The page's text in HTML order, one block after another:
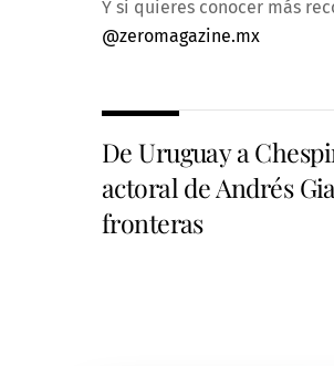
Y si quieres conocer más
@zeromagazine.mx
De Uruguay a
actoral de Andrés
fronteras